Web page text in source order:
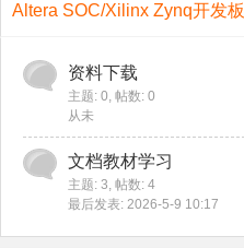
Altera SOC/Xilinx Zynq开发板
资料下载
主题: 0, 帖数: 0
从未
文档教材学习
主题: 3, 帖数: 4
最后发表: 2026-5-9 10:17